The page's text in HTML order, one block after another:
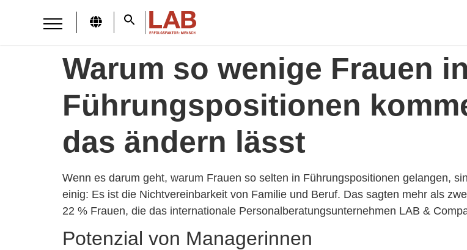
Warum so wenige Frauen in
Führungspositionen
das ändern lässt
Wenn es darum geht, warum Frauen so selten in Führungspositionen gelangen,
einig: Es ist die Nichtvereinbarkeit von Familie und Beruf. Das sagten mehr als
22 % Frauen, die das internationale Personalberatungsunternehmen LAB &
Potenzial von Managerinnen